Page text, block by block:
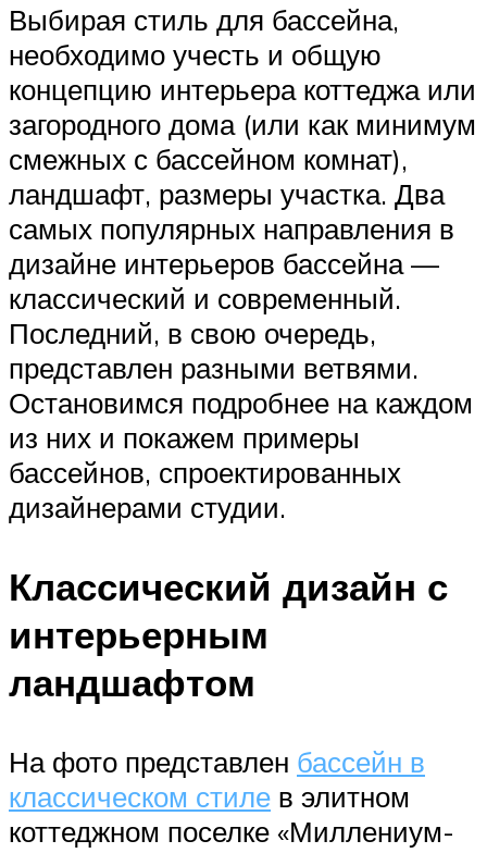
Выбирая стиль для бассейна,
необходимо учесть и общую
концепцию интерьера коттеджа или
загородного дома (или как минимум
смежных с бассейном комнат),
ландшафт, размеры участка. Два
самых популярных направления в
дизайне интерьеров бассейна —
классический и современный.
Последний, в свою очередь,
представлен разными ветвями.
Остановимся подробнее на каждом
из них и покажем примеры
бассейнов, спроектированных
дизайнерами студии.
Классический дизайн с
интерьерным
ландшафтом
На фото представлен бассейн в
классическом стиле в элитном
коттеджном поселке «Миллениум-